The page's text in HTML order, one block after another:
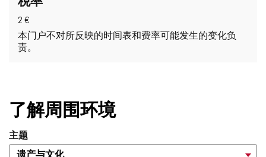
2 €
本门户不对所反映的时间表和费率可能发生的变化负
责。
了解周围环境
主题